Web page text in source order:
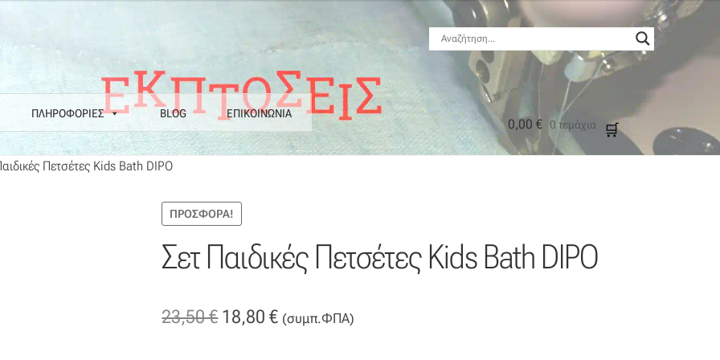
ΠΛΗΡΟΦΟΡΙΕΣ BLOG ΕΠΙΚΟΙΝΩΝΙΑ
ΕπιστροφέςΗ εταιρεία μαςΘάλασσαΚαλάθιΚατάστημαΛογαριασμός
0,00 € 0 τεμάχια
Πετσέτες Kids Bath DIPO
ΠΡΟΣΦΟΡΆ!
Σετ Παιδικές Πετσέτες Kids Bath DIPO
23,50€ Original
18,80€Η(συμπ.ΦΠΑ)